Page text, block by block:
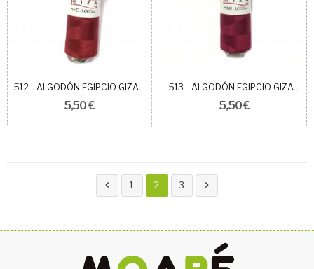
512 - ALGODÓN EGIPCIO GIZA 60
5,50 €
513 - ALGODÓN EGIPCIO GIZA 60
5,50 €
 1 2 3 